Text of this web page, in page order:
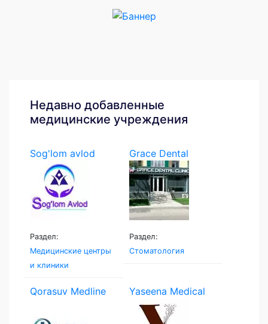
Недавно добавленные
медицинские учреждения
Sog'lom avlod
Раздел:
Медицинские центры
и клиники
Grace Dental
Раздел:
Стоматология
Qorasuv Medline
Yaseena Medical
Clinic